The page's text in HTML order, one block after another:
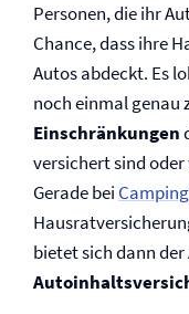
Personen, die ihr
Chance, dass ihre
Autos abdeckt. Es
noch einmal genau
Einschränkungen
versichert sind
Gerade bei
bietet sich dann der